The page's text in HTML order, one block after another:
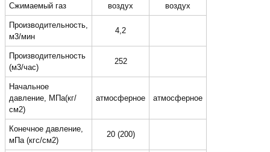
Сжимаемый газ воздух воздух
Производительность,
м3/мин
4,2
Производительность
(м3/час)
252
Начальное
давление, МПа(кг/
см2)
атмосферное атмосферное
Конечное давление,
мПа (кгс/см2)
20 (200)